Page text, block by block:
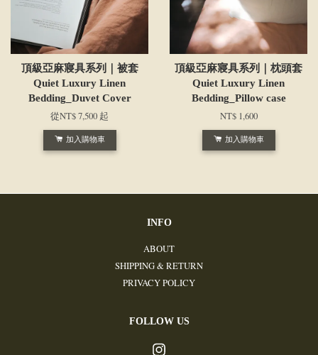
頂級亞麻寢具系列｜被套
Quiet Luxury Linen
Bedding_Duvet Cover
從NT$ 7,500 起
加入購物車
頂級亞麻寢具系列｜枕頭套
Quiet Luxury Linen
Bedding_Pillow case
NT$ 1,600
加入購物車
INFO
ABOUT
SHIPPING & RETURN
PRIVACY POLICY
FOLLOW US